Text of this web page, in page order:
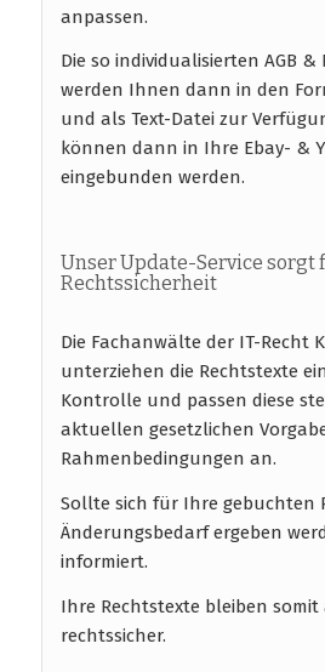
anpassen.
Die so individualisierten AGB &
werden Ihnen dann in den
und als Text-Datei zur
können dann in Ihre Ebay- &
eingebunden werden.
Unser Update-Service sorgt
Rechtssicherheit
Die Fachanwälte der IT-Recht
unterziehen die Rechtstexte
Kontrolle und passen diese
aktuellen gesetzlichen
Rahmenbedingungen an.
Sollte sich für Ihre gebuchten
Änderungsbedarf ergeben
informiert.
Ihre Rechtstexte bleiben
rechtssicher.